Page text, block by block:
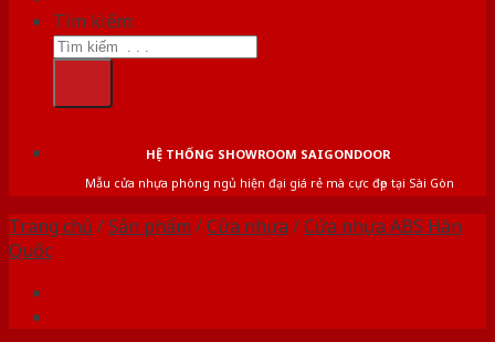
Tìm kiếm:
HỆ THỐNG SHOWROOM SAIGONDOOR
Mẫu cửa nhựa phòng ngủ hiện đại giá rẻ mà cực đẹp tại Sài Gòn
Trang chủ /Sản phẩm /Cửa nhựa /Cửa nhựa ABS Hàn
Quốc